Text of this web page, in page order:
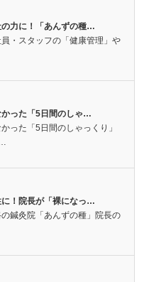
力に！「あんずの種…
・スタッフの「健康管理」や
った「5日間のしゃ…
った「5日間のしゃっくり」
に！院長が「裸になっ…
鍼灸院「あんずの種」院長の